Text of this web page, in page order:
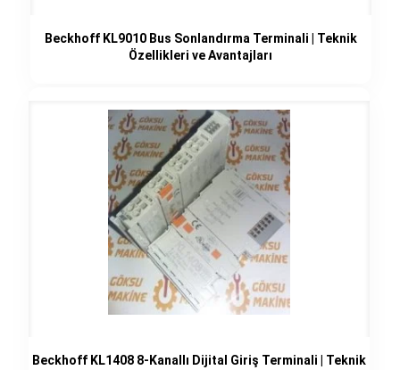
Beckhoff KL9010 Bus Sonlandırma Terminali | Teknik
Özellikleri ve Avantajları
Beckhoff KL1408 8-Kanallı Dijital Giriş Terminali | Teknik